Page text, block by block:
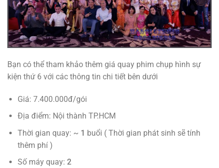
Bạn có thể tham khảo thêm giá quay phim chụp hình sự
kiện thứ 6 với các thông tin chi tiết bên dưới
Giá: 7.400.000đ/gói
Địa điểm: Nội thành TP.HCM
Thời gian quay: ~ 1 buổi ( Thời gian phát sinh sẽ tính
thêm phí )
Số máy quay: 2